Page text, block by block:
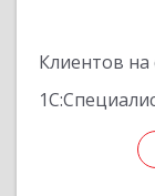
Клиентов